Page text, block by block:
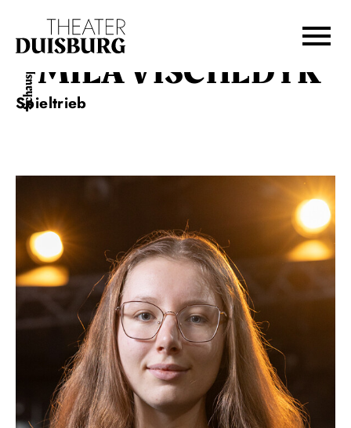
Zur Hauptnavigation springen
Zum Footer springen
SchauspielMILA VISCHEDYK
Spieltrieb